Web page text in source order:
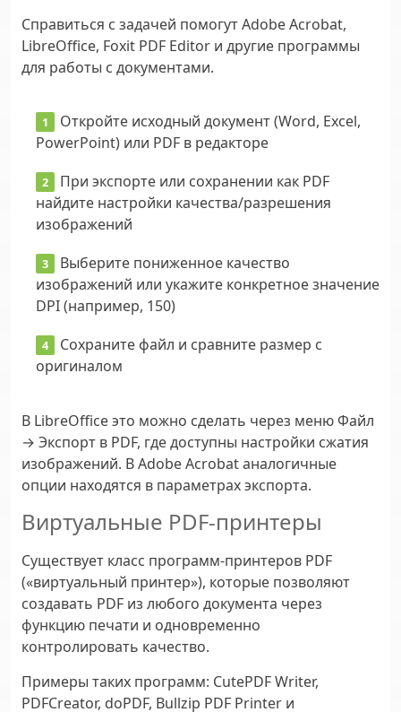
Справиться с задачей помогут Adobe Acrobat,
LibreOffice, Foxit PDF Editor и другие программы
для работы с документами.
Откройте исходный документ (Word, Excel,
PowerPoint) или PDF в редакторе
При экспорте или сохранении как PDF
найдите настройки качества/разрешения
изображений
Выберите пониженное качество
изображений или укажите конкретное значение
DPI (например, 150)
Сохраните файл и сравните размер с
оригиналом
В LibreOffice это можно сделать через меню Файл
→ Экспорт в PDF, где доступны настройки сжатия
изображений. В Adobe Acrobat аналогичные
опции находятся в параметрах экспорта.
Виртуальные PDF-принтеры
Существует класс программ-принтеров PDF
(«виртуальный принтер»), которые позволяют
создавать PDF из любого документа через
функцию печати и одновременно
контролировать качество.
Примеры таких программ: CutePDF Writer,
PDFCreator, doPDF, Bullzip PDF Printer и